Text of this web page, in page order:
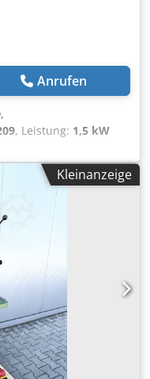
Anrufen
,
, Leistung: 1,5 kW
U/min , Drehzahl
mm
, Ausladung:
einstellbar
Alzmetall Typ:
Baujahr: 1980
in Stahl
über 2
stufenlos über
MK 3
mm/U
- 680 mm
Tisch drehbar: 360 °
Kleinanzeige